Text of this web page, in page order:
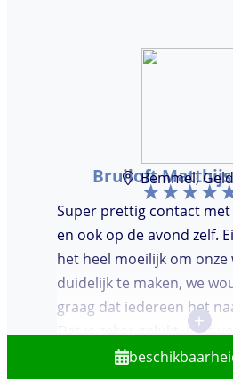
Bruiloft Matthijs
Bemmel,
Super prettig contact
en ook op de avond zelf.
het heel moeilijk om onze
duidelijk te maken, we
graag dat iedereen het
Dat is zeker gelukt, er is
vond het heel prettig dat
+